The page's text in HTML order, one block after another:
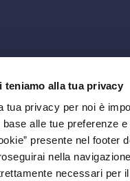
teniamo alla tua privacy
tua privacy per noi è
base alle tue preferenze
presente nel footer
nella
necessari per